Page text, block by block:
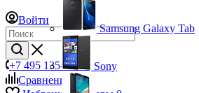
Войти
+7 495 135-39-43
Сравнение
0
Samsung Galaxy Tab
Sony